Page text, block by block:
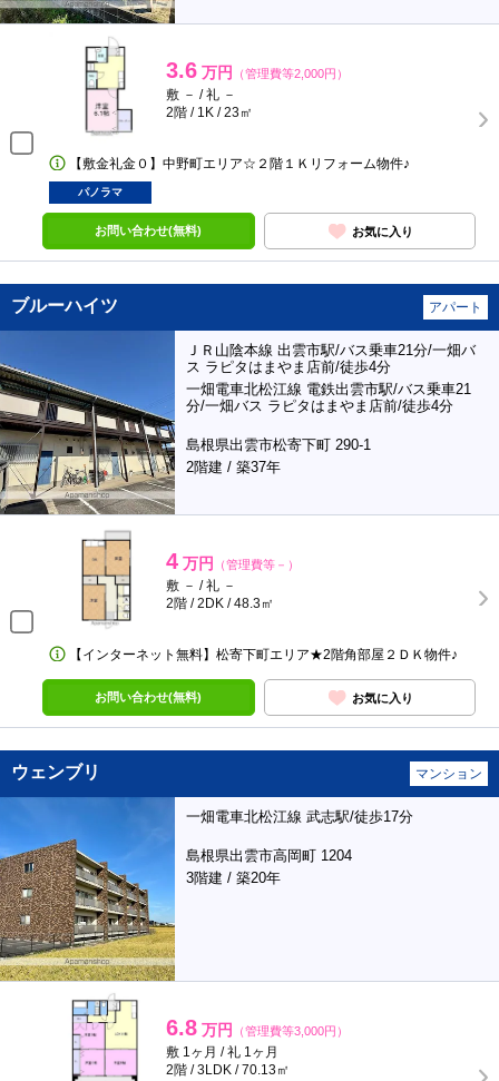
3.6 万円 （管理費等2,000円）
敷 － / 礼 －
2階 / 1K / 23㎡
【敷金礼金０】中野町エリア☆２階１Ｋリフォーム物件♪
パノラマ
お問い合わせ(無料) お気に入り
ブルーハイツ アパート
ＪＲ山陰本線 出雲市駅/バス乗車21分/一畑バ
ス ラピタはまやま店前/徒歩4分
一畑電車北松江線 電鉄出雲市駅/バス乗車21
分/一畑バス ラピタはまやま店前/徒歩4分
島根県出雲市松寄下町 290-1
2階建 / 築37年
4 万円 （管理費等－）
敷 － / 礼 －
2階 / 2DK / 48.3㎡
【インターネット無料】松寄下町エリア★2階角部屋２ＤＫ物件♪
お問い合わせ(無料) お気に入り
ウェンブリ マンション
一畑電車北松江線 武志駅/徒歩17分
島根県出雲市高岡町 1204
3階建 / 築20年
6.8 万円 （管理費等3,000円）
敷 1ヶ月 / 礼 1ヶ月
2階 / 3LDK / 70.13㎡